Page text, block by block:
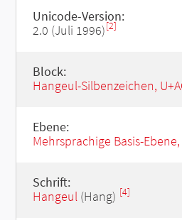
Unicode-Version:
2.0 (Juli 1996)[2]
Block:
Hangeul-Silbenzeichen,
Ebene:
Mehrsprachige Basis-Ebene,
Schrift:
Hangeul(Hang) [4]